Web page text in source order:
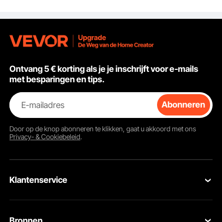
Stabiele ladder
afstandhouders voor
Ontvang 5 € korting als je je inschrijft voor e-mails
met besparingen en tips.
E-mailadres Abonneren
Door op de knopabonneren te klikken, gaat u akkoord met ons
Privacy- & Cookiebeleid.
Klantenservice